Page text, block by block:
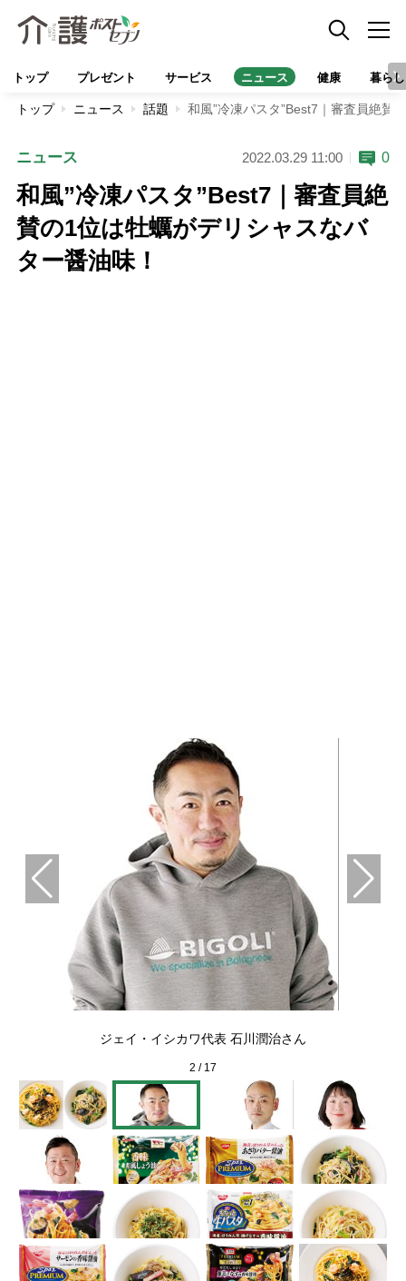
トップ プレゼント サービス ニュース 健康 暮らし
トップ ニュース 話題 和風”冷凍パスタ”Best7｜審査員絶賛
ニュース 2022.03.29 11:00 0
和風”冷凍パスタ”Best7｜審査員絶
賛の1位は牡蠣がデリシャスなバ
ター醤油味！
ジェイ・イシカワ代表 石川潤治さん
2 / 17